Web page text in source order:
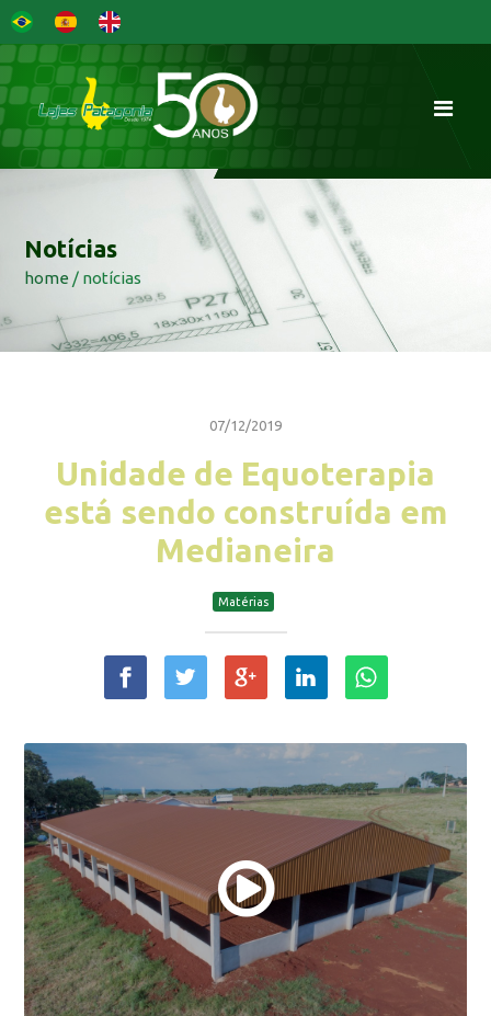
Notícias
home / notícias
07/12/2019
Unidade de Equoterapia
está sendo construída em
Medianeira
Matérias